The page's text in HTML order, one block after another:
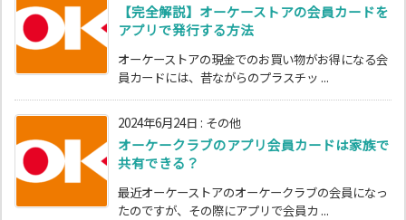
【完全解説】オーケーストアの会員カードを
アプリで発行する方法
オーケーストアの現金でのお買い物がお得になる会
員カードには、昔ながらのプラスチッ ...
2024年6月24日 : その他
オーケークラブのアプリ会員カードは家族で
共有できる？
最近オーケーストアのオーケークラブの会員になっ
たのですが、その際にアプリで会員カ ...